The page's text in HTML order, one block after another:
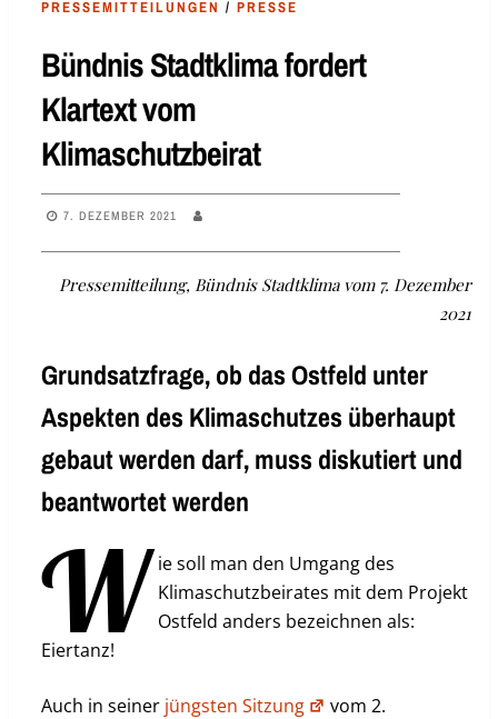
PRESSEMITTEILUNGEN / PRESSE
Bündnis Stadtklima fordert
Klartext vom
Klimaschutzbeirat
7. DEZEMBER 2021
Pressemitteilung, Bündnis Stadtklima vom 7. Dezember
2021
Grundsatzfrage, ob das Ostfeld unter
Aspekten des Klimaschutzes überhaupt
gebaut werden darf, muss diskutiert und
beantwortet werden
W ie soll man den Umgang des
Klimaschutzbeirates mit dem Projekt
Ostfeld anders bezeichnen als:
Eiertanz!
Auch in seiner jüngsten Sitzung
vom 2.